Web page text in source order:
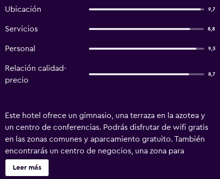
Ubicación 9,7
Servicios 8,8
Personal 9,3
Relación calidad-
precio
8,7
Este hotel ofrece un gimnasio, una terraza en la azotea y
un centro de conferencias. Podrás disfrutar de wifi gratis
en las zonas comunes y aparcamiento gratuito. También
encontrarás un centro de negocios, una zona para
conferencias y servicio de tintorería. Quality Inn Heritage
On Lydiard ofrece 13 alojamientos con aire
Leer más